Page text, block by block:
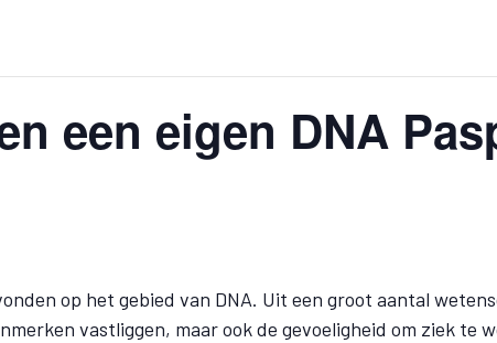
een eigen DNA
op het gebied van DNA. Uit een groot aantal
vastliggen, maar ook de gevoeligheid om ziek te